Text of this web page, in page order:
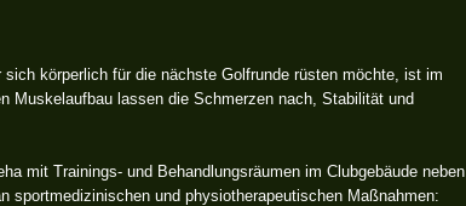
körperlich für die nächste Golfrunde rüsten möchte, ist im
Muskelaufbau lassen die Schmerzen nach, Stabilität und
mit Trainings- und Behandlungsräumen im Clubgebäude neben
sportmedizinischen und physiotherapeutischen Maßnahmen: